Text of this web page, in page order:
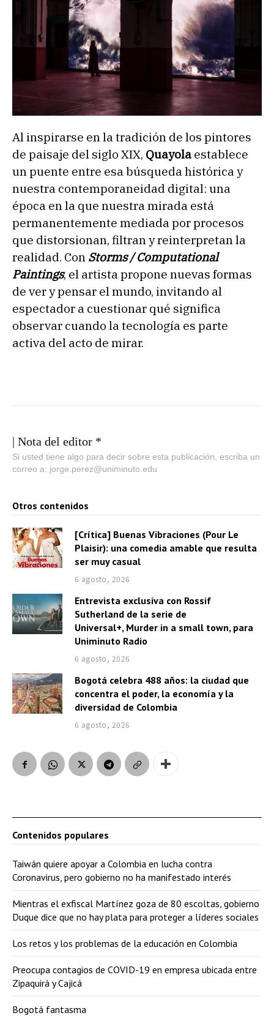
Al inspirarse en la tradición de los pintores
de paisaje del siglo XIX, Quayola establece
un puente entre esa búsqueda histórica y
nuestra contemporaneidad digital: una
época en la que nuestra mirada está
permanentemente mediada por procesos
que distorsionan, filtran y reinterpretan la
realidad. Con Storms / Computational
Paintings, el artista propone nuevas formas
de ver y pensar el mundo, invitando al
espectador a cuestionar qué significa
observar cuando la tecnología es parte
activa del acto de mirar.
| Nota del editor *
Si usted tiene algo para decir sobre esta publicación, escriba un
correo a: jorge.perez@uniminuto.edu
Otros contenidos
[Crítica] Buenas Vibraciones (Pour Le
Plaisir): una comedia amable que resulta
ser muy casual
6 agosto, 2026
Entrevista exclusiva con Rossif
Sutherland de la serie de
Universal+, Murder in a small town, para
Uniminuto Radio
6 agosto, 2026
Bogotá celebra 488 años: la ciudad que
concentra el poder, la economía y la
diversidad de Colombia
6 agosto, 2026
Contenidos populares
Taiwán quiere apoyar a Colombia en lucha contra
Coronavirus, pero gobierno no ha manifestado interés
Mientras el exfiscal Martínez goza de 80 escoltas, gobierno
Duque dice que no hay plata para proteger a líderes sociales
Los retos y los problemas de la educación en Colombia
Preocupa contagios de COVID-19 en empresa ubicada entre
Zipaquirá y Cajicá
Bogotá fantasma